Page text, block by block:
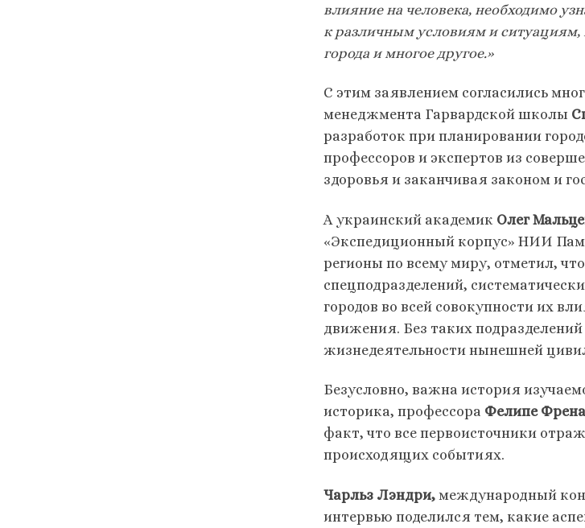
влияние на человека, необходимо
к различным условиям и ситуациям,
города и многое другое.»
С этим заявлением согласились
менеджмента Гарвардской школы
разработок при планировании
профессоров и экспертов из
здоровья и заканчивая законом и
А украинский академик Олег
«Экспедиционный корпус» НИИ
регионы по всему миру, отметил,
спецподразделений,
городов во всей совокупности их
движения. Без таких
жизнедеятельности нынешней
Безусловно, важна история
историка, профессора Фелипе
факт, что все первоисточники
происходящих событиях.
Чарльз Лэндри, международный
интервью поделился тем, какие